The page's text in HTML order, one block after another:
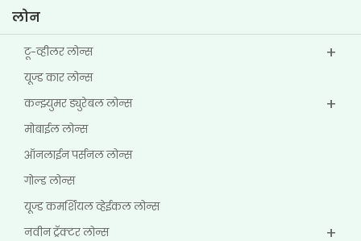
लोन
टू-व्हीलर लोन्स
यूज्ड कार लोन्स
कन्झ्युमर ड्युरेबल लोन्स
मोबाईल लोन्स
ऑनलाईन पर्सनल लोन्स
गोल्ड लोन्स
यूज्ड कमर्शियल व्हेईकल लोन्स
नवीन ट्रॅक्टर लोन्स